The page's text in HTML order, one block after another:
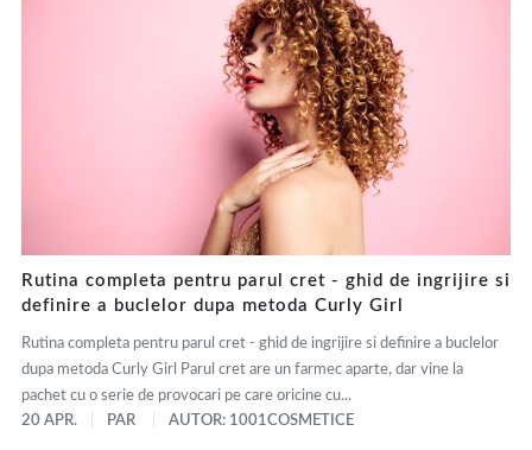
Rutina completa pentru parul cret - ghid de ingrijire si
definire a buclelor dupa metoda Curly Girl
Rutina completa pentru parul cret - ghid de ingrijire si definire a buclelor
dupa metoda Curly Girl Parul cret are un farmec aparte, dar vine la
pachet cu o serie de provocari pe care oricine cu...
20 APR.
PAR AUTOR: 1001COSMETICE